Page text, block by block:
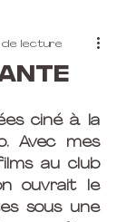
de lecture
ciné à la
Avec mes
au club
ouvrait le
sous une